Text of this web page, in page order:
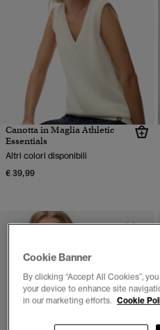
Canotta in Maglia Athletic
Essentials
Altri colori disponibili
€ 39,99
Cookie Banner
By clicking “Accept All Cookies”,
your device to enhance site
in our marketing efforts. Cookie